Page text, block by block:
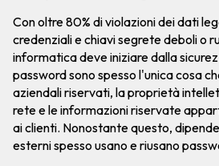
Con oltre 80% di violazioni dei dati
credenziali e chiavi segrete deboli o
informatica deve iniziare dalla
password sono spesso l'unica cosa
aziendali riservati, la proprietà
rete e le informazioni riservate
ai clienti. Nonostante questo,
esterni spesso usano e riusano